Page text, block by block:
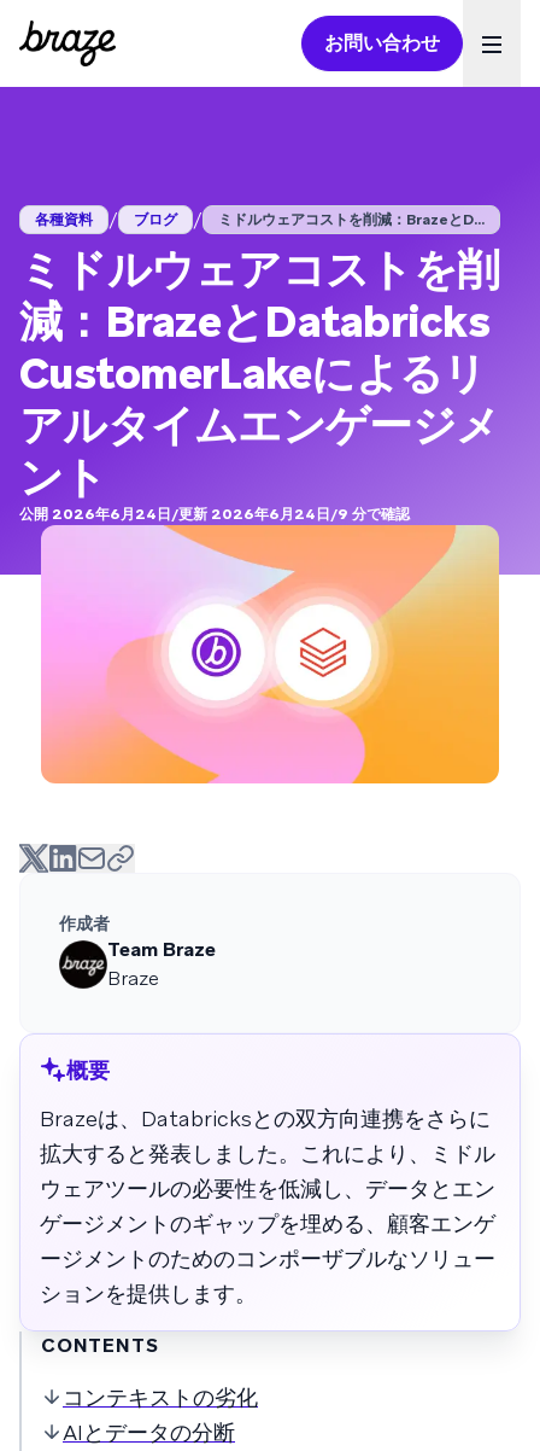
お問い合わせ
各種資料 / ブログ / ミドルウェアコストを削減：BrazeとD...
ミドルウェアコストを削
減：BrazeとDatabricks
CustomerLakeによるリ
アルタイムエンゲージメ
ント
公開 2026年6月24日/更新 2026年6月24日/9 分で確認
作成者
Team Braze
Braze
概要
Brazeは、Databricksとの双方向連携をさらに
拡大すると発表しました。これにより、ミドル
ウェアツールの必要性を低減し、データとエン
ゲージメントのギャップを埋める、顧客エンゲ
ージメントのためのコンポーザブルなソリュー
ションを提供します。
CONTENTS
コンテキストの劣化
AIとデータの分断